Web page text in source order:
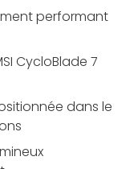
performant
CycloBlade 7
dans le